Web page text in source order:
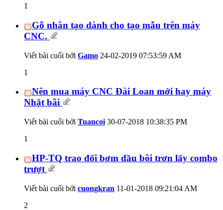
1
Gỗ nhân tạo dành cho tạo mẫu trên máy
CNC.
Viết bài cuối bởi Gamo 24-02-2019 07:53:59 AM
1
Nên mua máy CNC Đài Loan mới hay máy
Nhật bãi
Viết bài cuối bởi Tuancoi 30-07-2018 10:38:35 PM
1
HP-TQ trao đổi bơm dầu bôi trơn lấy combo
trượt
Viết bài cuối bởi cuongkran 11-01-2018 09:21:04 AM
2